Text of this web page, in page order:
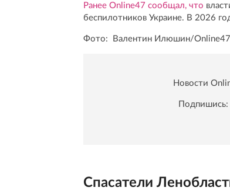
Ранее Online47 сообщал, что
беспилотников Украине. В 2026
Фото: Валентин Илюшин/Online47
Новости
Подпишись:
Спасатели